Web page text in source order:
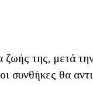
της, μετά
συνθήκες θα